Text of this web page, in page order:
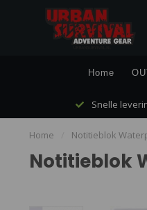
Home
Snelle
Home Notitieblok
Notitieblok